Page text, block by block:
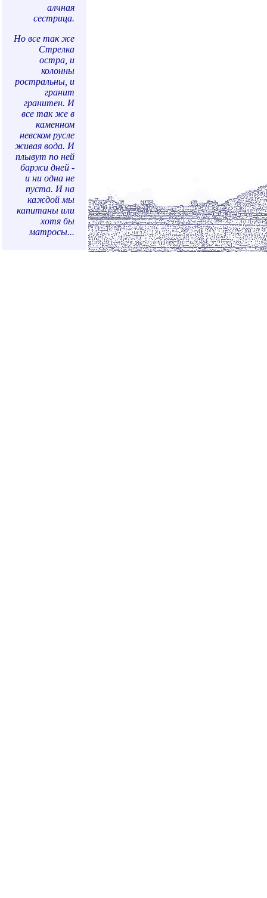
алчная
сестрица.
Но все так же
Стрелка
остра, и
колонны
ростральны, и
гранит
гранитен. И
все так же в
каменном
невском русле
живая вода. И
плывут по ней
баржи дней -
и ни одна не
пуста. И на
каждой мы
капитаны или
хотя бы
матросы...